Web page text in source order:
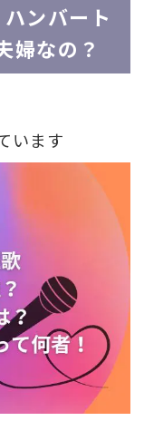
ンバート
婦なの？
います